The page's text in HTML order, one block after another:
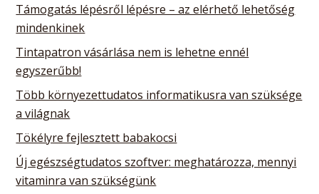
Támogatás lépésről lépésre – az elérhető lehetőség
mindenkinek
Tintapatron vásárlása nem is lehetne ennél
egyszerűbb!
Több környezettudatos informatikusra van szüksége
a világnak
Tökélyre fejlesztett babakocsi
Új egészségtudatos szoftver: meghatározza, mennyi
vitaminra van szükségünk